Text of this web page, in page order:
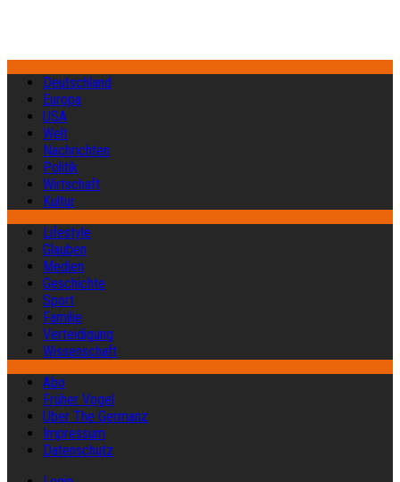
Deutschland
Europa
USA
Welt
Nachrichten
Politik
Wirtschaft
Kultur
Lifestyle
Glauben
Medien
Geschichte
Sport
Familie
Verteidigung
Wissenschaft
Abo
Früher Vogel
Über The Germanz
Impressum
Datenschutz